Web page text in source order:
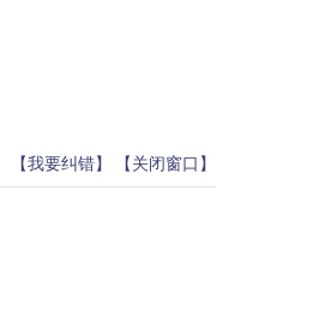
【我要纠错】 【关闭窗口】